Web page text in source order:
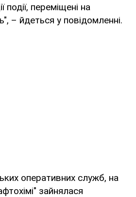
події, переміщені на
– йдеться у повідомленні.
оперативних служб, на
зайнялася